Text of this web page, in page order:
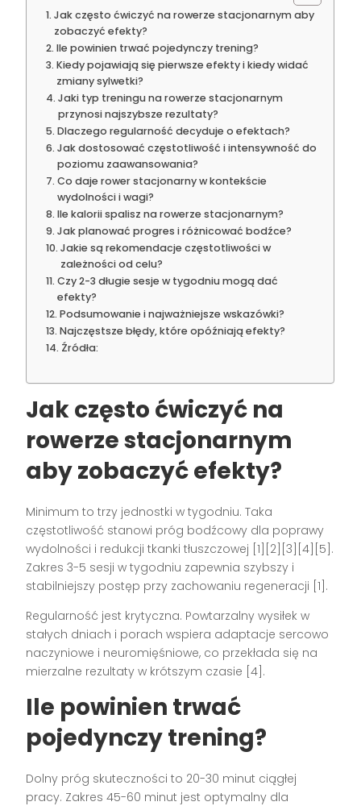
Jak często ćwiczyć na rowerze stacjonarnym aby
zobaczyć efekty?
Ile powinien trwać pojedynczy trening?
Kiedy pojawiają się pierwsze efekty i kiedy widać
zmiany sylwetki?
Jaki typ treningu na rowerze stacjonarnym
przynosi najszybsze rezultaty?
Dlaczego regularność decyduje o efektach?
Jak dostosować częstotliwość i intensywność do
poziomu zaawansowania?
Co daje rower stacjonarny w kontekście
wydolności i wagi?
Ile kalorii spalisz na rowerze stacjonarnym?
Jak planować progres i różnicować bodźce?
Jakie są rekomendacje częstotliwości w
zależności od celu?
Czy 2-3 długie sesje w tygodniu mogą dać
efekty?
Podsumowanie i najważniejsze wskazówki?
Najczęstsze błędy, które opóźniają efekty?
Źródła:
Jak często ćwiczyć na
rowerze stacjonarnym
aby zobaczyć efekty?
Minimum to trzy jednostki w tygodniu. Taka
częstotliwość stanowi próg bodźcowy dla poprawy
wydolności i redukcji tkanki tłuszczowej [1][2][3][4][5].
Zakres 3-5 sesji w tygodniu zapewnia szybszy i
stabilniejszy postęp przy zachowaniu regeneracji [1].
Regularność jest krytyczna. Powtarzalny wysiłek w
stałych dniach i porach wspiera adaptacje sercowo
naczyniowe i neuromięśniowe, co przekłada się na
mierzalne rezultaty w krótszym czasie [4].
Ile powinien trwać
pojedynczy trening?
Dolny próg skuteczności to 20-30 minut ciągłej
pracy. Zakres 45-60 minut jest optymalny dla